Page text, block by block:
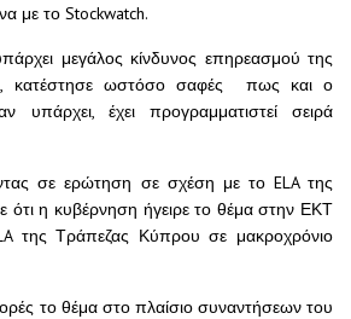
με το Stockwatch.
μεγάλος κίνδυνος επηρεασμού της
κατέστησε ωστόσο σαφές πως και ο
υπάρχει, έχει προγραμματιστεί σειρά
σε ερώτηση σε σχέση με το ELA της
ότι η κυβέρνηση ήγειρε το θέμα στην ΕΚΤ
της Τράπεζας Κύπρου σε μακροχρόνιο
το θέμα στο πλαίσιο συναντήσεων του